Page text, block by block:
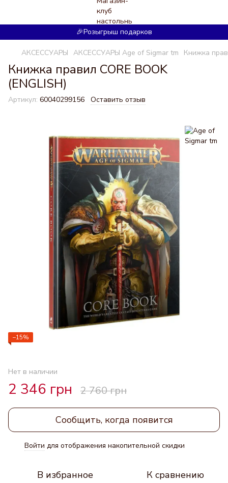
🎉Розыгрыш подарков
АКСЕССУАРЫ АКСЕССУАРЫ Age of Sigmar tm Книжка
Книжка правил CORE BOOK
(ENGLISH)
Артикул: 60040299156 Оставить отзыв
−15%
Нет в наличии
2 346 грн 2 760 грн
Сообщить, когда появится
Войти для отображения накопительной скидки
В избранное К сравнению